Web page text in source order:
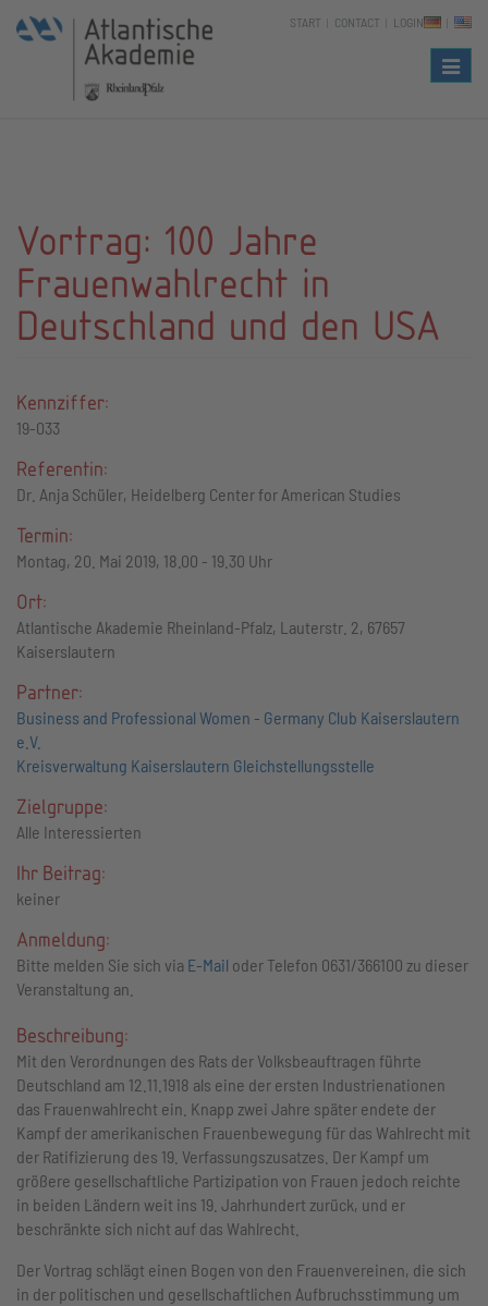
START CONTACT LOGIN
Vortrag: 100 Jahre
Frauenwahlrecht in
Deutschland und den USA
Kennziffer:
19-033
Referentin:
Dr. Anja Schüler, Heidelberg Center for American Studies
Termin:
Montag, 20. Mai 2019, 18.00 - 19.30 Uhr
Ort:
Atlantische Akademie Rheinland-Pfalz, Lauterstr. 2, 67657
Kaiserslautern
Partner:
Business and Professional Women - Germany Club Kaiserslautern
e.V.
Kreisverwaltung Kaiserslautern Gleichstellungsstelle
Zielgruppe:
Alle Interessierten
Ihr Beitrag:
keiner
Anmeldung:
Bitte melden Sie sich via E-Mail oder Telefon 0631/366100 zu dieser
Veranstaltung an.
Beschreibung:
Mit den Verordnungen des Rats der Volksbeauftragen führte
Deutschland am 12.11.1918 als eine der ersten Industrienationen
das Frauenwahlrecht ein. Knapp zwei Jahre später endete der
Kampf der amerikanischen Frauenbewegung für das Wahlrecht mit
der Ratifizierung des 19. Verfassungszusatzes. Der Kampf um
größere gesellschaftliche Partizipation von Frauen jedoch reichte
in beiden Ländern weit ins 19. Jahrhundert zurück, und er
beschränkte sich nicht auf das Wahlrecht.
Der Vortrag schlägt einen Bogen von den Frauenvereinen, die sich
in der politischen und gesellschaftlichen Aufbruchsstimmung um